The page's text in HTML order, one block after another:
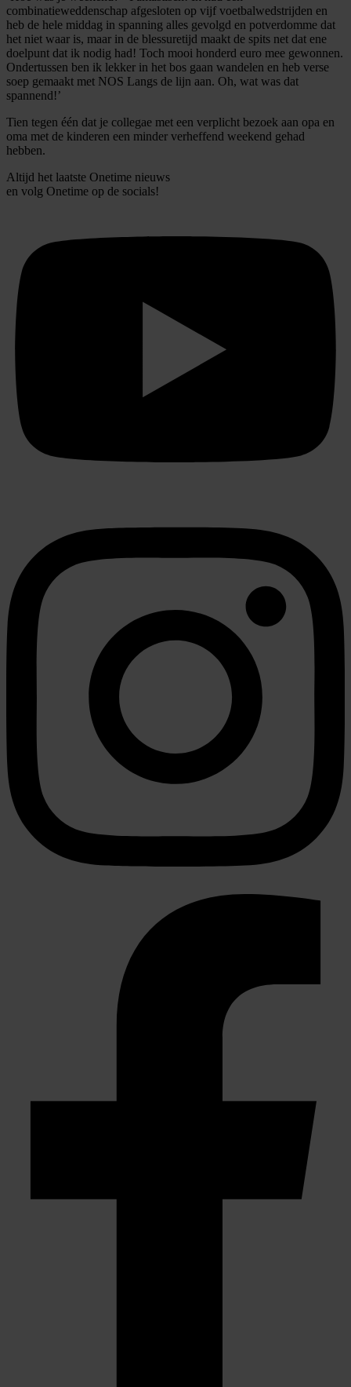
informatie over uw gebruik van onze site met onze
partners voor social media, adverteren en analyse. Deze
partners kunnen deze gegevens combineren met andere
informatie die u aan ze heeft verstrekt of die ze hebben
verzameld op basis van uw gebruik van hun services.
combinatieweddenschap afgesloten op vijf voetbalwedstrijden en
heb de hele middag in spanning alles gevolgd en potverdomme dat
het niet waar is, maar in de blessuretijd maakt de spits net dat ene
doelpunt dat ik nodig had! Toch mooi honderd euro mee gewonnen.
Ondertussen ben ik lekker in het bos gaan wandelen en heb verse
soep gemaakt met NOS Langs de lijn aan. Oh, wat was dat
spannend!’
Tien tegen één dat je collegae met een verplicht bezoek aan opa en
oma met de kinderen een minder verheffend weekend gehad
hebben.
Altijd het laatste Onetime nieuws
en volg Onetime op de socials!